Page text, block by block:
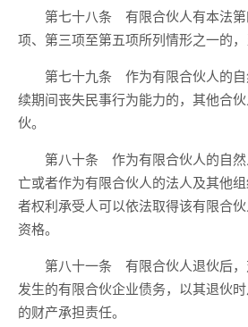
第七十八条 有限合伙人有本法第
项、第三项至第五项所列情形之一的，
第七十九条 作为有限合伙人的自
续期间丧失民事行为能力的，其他合
伙。
第八十条 作为有限合伙人的自然
亡或者作为有限合伙人的法人及其他
者权利承受人可以依法取得该有限合
资格。
第八十一条 有限合伙人退伙后，
发生的有限合伙企业债务，以其退伙
的财产承担责任。